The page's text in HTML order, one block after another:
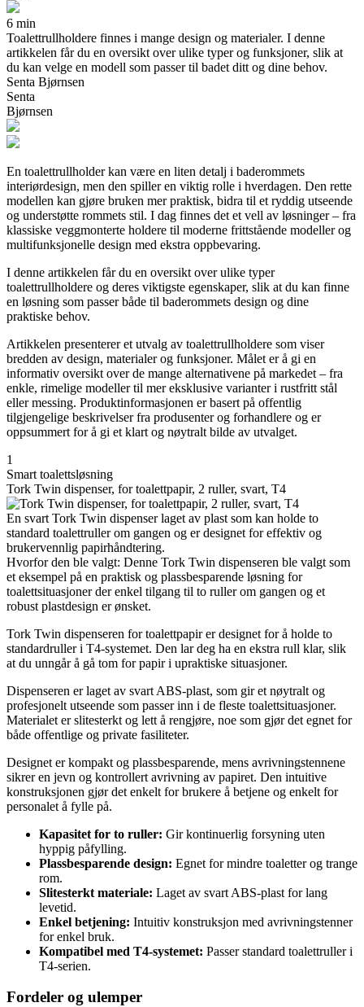
6 min
Toalettrullholdere finnes i mange design og materialer. I denne
artikkelen får du en oversikt over ulike typer og funksjoner, slik at
du kan velge en modell som passer til badet ditt og dine behov.
Senta Bjørnsen
Senta
Bjørnsen
En toalettrullholder kan være en liten detalj i baderommets
interiørdesign, men den spiller en viktig rolle i hverdagen. Den rette
modellen kan gjøre bruken mer praktisk, bidra til et ryddig utseende
og understøtte rommets stil. I dag finnes det et vell av løsninger – fra
klassiske veggmonterte holdere til moderne frittstående modeller og
multifunksjonelle design med ekstra oppbevaring.
I denne artikkelen får du en oversikt over ulike typer
toalettrullholdere og deres viktigste egenskaper, slik at du kan finne
en løsning som passer både til baderommets design og dine
praktiske behov.
Artikkelen presenterer et utvalg av toalettrullholdere som viser
bredden av design, materialer og funksjoner. Målet er å gi en
informativ oversikt over de mange alternativene på markedet – fra
enkle, rimelige modeller til mer eksklusive varianter i rustfritt stål
eller messing. Produktinformasjonen er basert på offentlig
tilgjengelige beskrivelser fra produsenter og forhandlere og er
oppsummert for å gi et klart og nøytralt bilde av utvalget.
1
Smart toalettsløsning
Tork Twin dispenser, for toalettpapir, 2 ruller, svart, T4
En svart Tork Twin dispenser laget av plast som kan holde to
standard toalettruller om gangen og er designet for effektiv og
brukervennlig papirhåndtering.
Hvorfor den ble valgt: Denne Tork Twin dispenseren ble valgt som
et eksempel på en praktisk og plassbesparende løsning for
toalettsituasjoner der enkel tilgang til to ruller om gangen og et
robust plastdesign er ønsket.
Tork Twin dispenseren for toalettpapir er designet for å holde to
standardruller i T4-systemet. Den lar deg ha en ekstra rull klar, slik
at du unngår å gå tom for papir i upraktiske situasjoner.
Dispenseren er laget av svart ABS-plast, som gir et nøytralt og
profesjonelt utseende som passer inn i de fleste toalettsituasjoner.
Materialet er slitesterkt og lett å rengjøre, noe som gjør det egnet for
både offentlige og private fasiliteter.
Designet er kompakt og plassbesparende, mens avrivningstennene
sikrer en jevn og kontrollert avrivning av papiret. Den intuitive
konstruksjonen gjør det enkelt for brukere å betjene og enkelt for
personalet å fylle på.
Kapasitet for to ruller: Gir kontinuerlig forsyning uten
hyppig påfylling.
Plassbesparende design: Egnet for mindre toaletter og trange
rom.
Slitesterkt materiale: Laget av svart ABS-plast for lang
levetid.
Enkel betjening: Intuitiv konstruksjon med avrivningstenner
for enkel bruk.
Kompatibel med T4-systemet: Passer standard toalettruller i
T4-serien.
Fordeler og ulemper